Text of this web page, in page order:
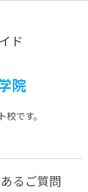
ド
です。
るご質問